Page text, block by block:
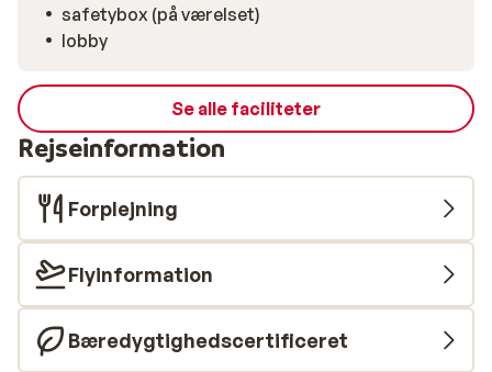
safetybox (på værelset)
lobby
Se alle faciliteter
Rejseinformation
Forplejning
Flyinformation
Bæredygtighedscertificeret